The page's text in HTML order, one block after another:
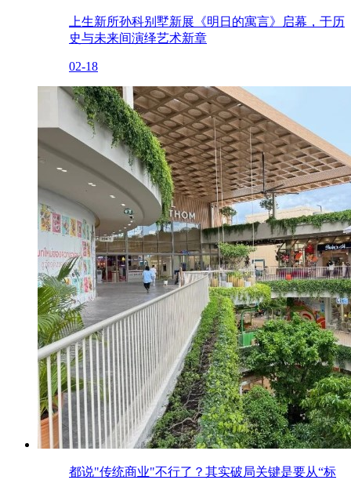
上生新所孙科别墅新展《明日的寓言》启幕，于历
史与未来间演绎艺术新章
02-18
都说"传统商业"不行了？其实破局关键是要从“标